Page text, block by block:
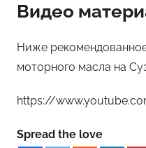
Видео
Ниже
моторного масла на
https://
Spread the love